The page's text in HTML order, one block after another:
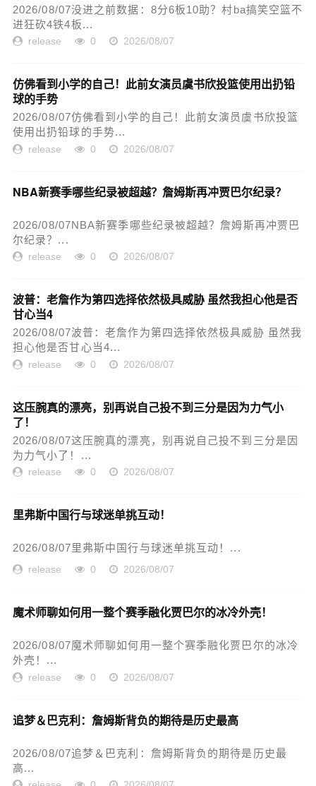
2026/08/07没进之前数据：8分6板10助？村ba搞笑空篮不
进狂砍4铁4板...
release 0 2026/08/07
仿佛看到小学的自己！此前女演员虞书欣投篮使用出扔铅
球的手势
2026/08/07仿佛看到小学的自己！此前女演员虞书欣投篮
使用出扔铅球的手势...
release 0 2026/08/07
NBA新赛季哪些纪录被超越？詹姆斯再冲贾巴尔纪录？
2026/08/07NBA新赛季哪些纪录被超越？詹姆斯再冲贾巴
尔纪录？...
release 0 2026/08/07
波普：老詹作为第四选择依然极具威胁 虽然我担心他是否
甘心当4
2026/08/07波普：老詹作为第四选择依然极具威胁 虽然我
担心他是否甘心当4...
release 0 2026/08/07
这压腕真的漂亮，别再说自己投不到三分是因为力气小
了！
2026/08/07这压腕真的漂亮，别再说自己投不到三分是因
为力气小了！...
release 0 2026/08/07
里弗斯中国行与球迷单挑互动！
2026/08/07里弗斯中国行与球迷单挑互动！...
release 0 2026/08/07
魔术师聊如何用一整个赛季融化贾巴尔的冰冷外壳！
2026/08/07魔术师聊如何用一整个赛季融化贾巴尔的冰冷
外壳！...
release 0 2026/08/07
追梦＆巴克利：詹姆斯背负的期待是历史最高
2026/08/07追梦＆巴克利：詹姆斯背负的期待是历史最
高...